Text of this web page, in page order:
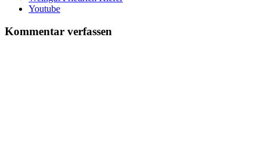
Youtube
Kommentar verfassen